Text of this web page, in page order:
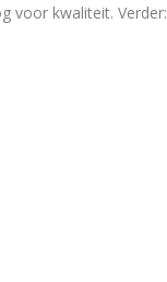
voor kwaliteit. Verder: